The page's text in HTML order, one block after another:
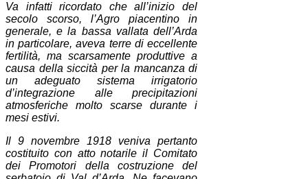
Va infatti ricordato che all’inizio del
secolo scorso, l’Agro piacentino in
generale, e la bassa vallata dell’Arda
in particolare, aveva terre di eccellente
fertilità, ma scarsamente produttive a
causa della siccità per la mancanza di
un adeguato sistema irrigatorio
d’integrazione alle precipitazioni
atmosferiche molto scarse durante i
mesi estivi.
Il 9 novembre 1918 veniva pertanto
costituito con atto notarile il Comitato
dei Promotori della costruzione del